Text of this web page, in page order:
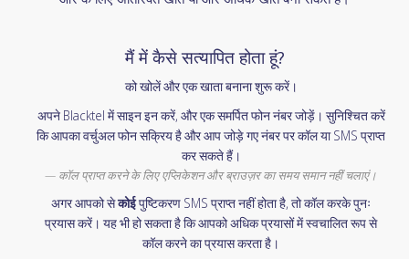
मैं में कैसे सत्यापित होता हूं?
को खोलें और एक खाता बनाना शुरू करें।
अपने Blacktel में साइन इन करें, और एक समर्पित फोन नंबर जोड़ें। सुनिश्चित करें
कि आपका वर्चुअल फोन सक्रिय है और आप जोड़े गए नंबर पर कॉल या SMS प्राप्त
कर सकते हैं।
कॉल प्राप्त करने के लिए एप्लिकेशन और ब्राउज़र का समय समान नहीं चलाएं।
अगर आपको सेकोईपुष्टिकरण SMS प्राप्त नहीं होता है, तो कॉल करके पुनः
प्रयास करें। यह भी हो सकता है कि आपको अधिक प्रयासों में स्वचालित रूप से
कॉल करने का प्रयास करता है।